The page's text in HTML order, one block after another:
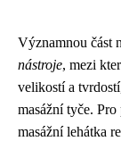
Významnou část
nástroje, mezi
velikostí a
masážní tyče.
masážní lehátka